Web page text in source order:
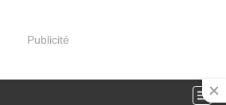
Publicité